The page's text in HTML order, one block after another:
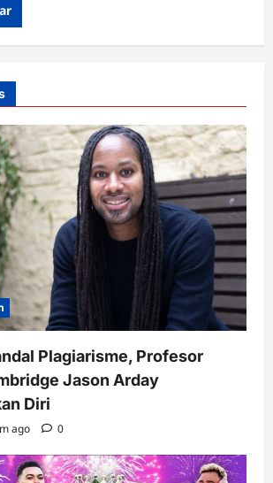
Plagiarisme, Profesor
Jason Arday
Diri
ago 0